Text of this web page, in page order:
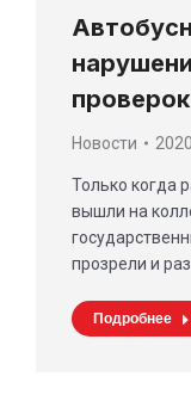
Новости
Только когда
вышли на
прозрели и
Подробнее